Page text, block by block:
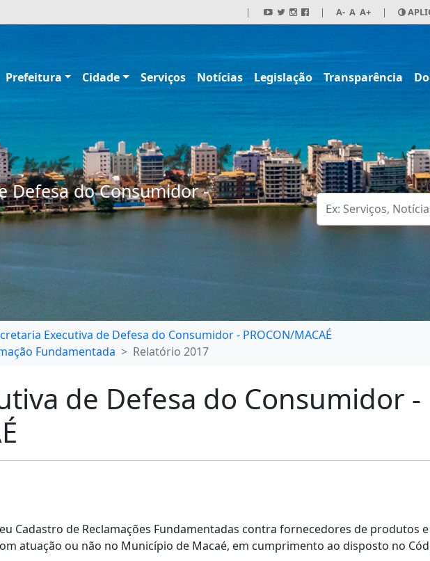
| | A- A A+ |
Prefeitura Cidade Serviços Notícias Legislação Transparência
Defesa do Consumidor -
Executiva de Defesa do Consumidor - PROCON/MACAÉ
Fundamentada
Relatório 2017
de Defesa do Consumidor -
Cadastro de Reclamações Fundamentadas contra fornecedores de produtos
atuação ou não no Município de Macaé, em cumprimento ao disposto no